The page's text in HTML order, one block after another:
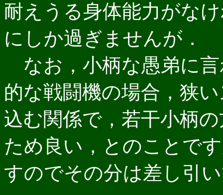
耐えうる身体能力がな
にしか過ぎませんが．
なお，小柄な愚弟に
的な戦闘機の場合，狭
込む関係で，若干小柄
ため良い，とのことで
すのでその分は差し引